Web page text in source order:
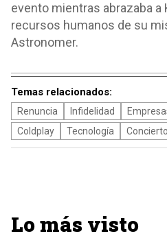
evento mientras abrazaba a
recursos humanos de su
Astronomer.
Temas relacionados:
Renuncia Infidelidad
Coldplay
Tecnología Concierto
Lo más visto